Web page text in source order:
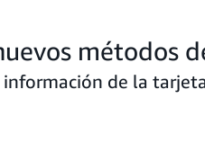
métodos
de la